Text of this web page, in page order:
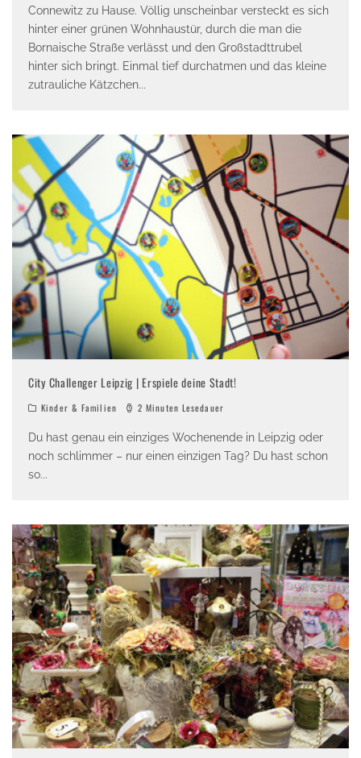
Connewitz zu Hause. Völlig unscheinbar versteckt es sich
hinter einer grünen Wohnhaustür, durch die man die
Bornaische Straße verlässt und den Großstadttrubel
hinter sich bringt. Einmal tief durchatmen und das kleine
zutrauliche Kätzchen...
City Challenger Leipzig | Erspiele deine Stadt!
Kinder & Familien 2 Minuten Lesedauer
Du hast genau ein einziges Wochenende in Leipzig oder
noch schlimmer – nur einen einzigen Tag? Du hast schon
so...